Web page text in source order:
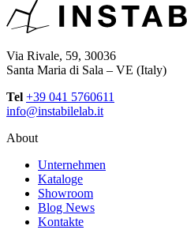
Via Rivale, 59, 30036
Santa Maria di Sala – VE (Italy)
Tel +39 041 5760611
info@instabilelab.it
About
Unternehmen
Kataloge
Showroom
Blog News
Kontakte